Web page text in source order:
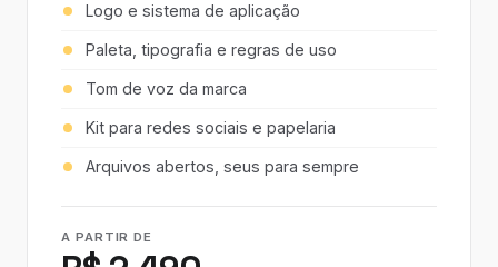
Logo e sistema de aplicação
Paleta, tipografia e regras de uso
Tom de voz da marca
Kit para redes sociais e papelaria
Arquivos abertos, seus para sempre
A PARTIR DE